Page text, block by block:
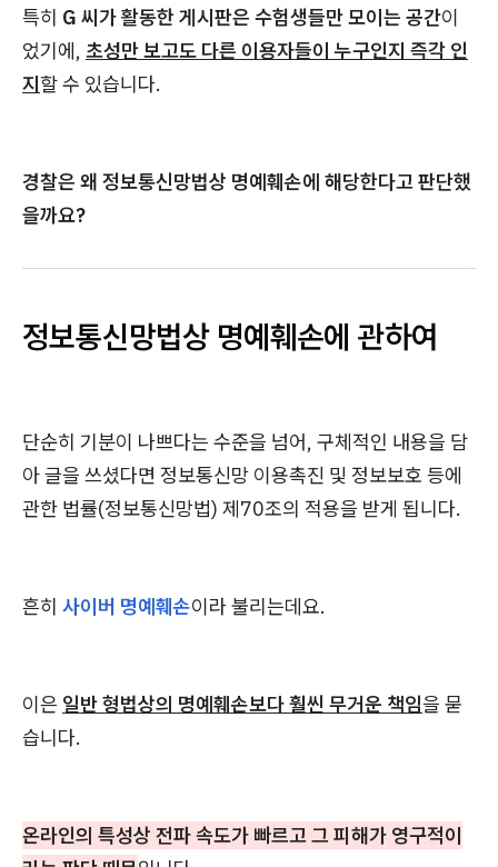
특히 G 씨가 활동한 게시판은 수험생들만 모이는 공간이
었기에, 초성만 보고도 다른 이용자들이 누구인지 즉각 인
지할 수 있습니다.
경찰은 왜 정보통신망법상 명예훼손에 해당한다고 판단했
을까요?
정보통신망법상 명예훼손에 관하여
단순히 기분이 나쁘다는 수준을 넘어, 구체적인 내용을 담
아 글을 쓰셨다면 정보통신망 이용촉진 및 정보보호 등에
관한 법률(정보통신망법) 제70조의 적용을 받게 됩니다.
흔히 사이버 명예훼손이라 불리는데요.
이은 일반 형법상의 명예훼손보다 훨씬 무거운 책임을 묻
습니다.
온라인의 특성상 전파 속도가 빠르고 그 피해가 영구적이